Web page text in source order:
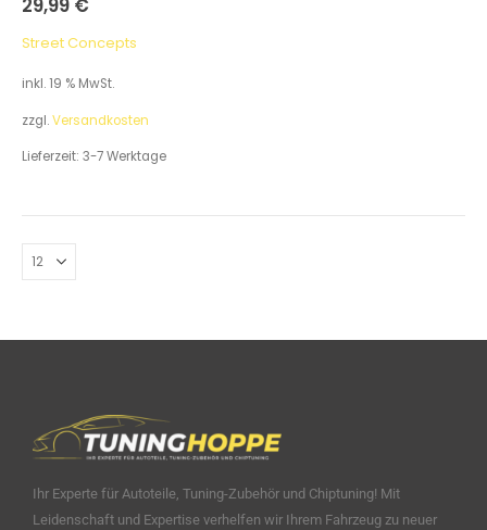
29,99 €
Street Concepts
inkl. 19 % MwSt.
zzgl.Versandkosten
Lieferzeit: 3-7 Werktage
Ihr Experte für Autoteile, Tuning-Zubehör und Chiptuning! Mit
Leidenschaft und Expertise verhelfen wir Ihrem Fahrzeug zu neuer